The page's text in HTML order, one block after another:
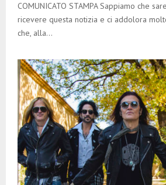
COMUNICATO STAMPA Sappiamo che
ricevere questa notizia e ci addolora
che, alla...